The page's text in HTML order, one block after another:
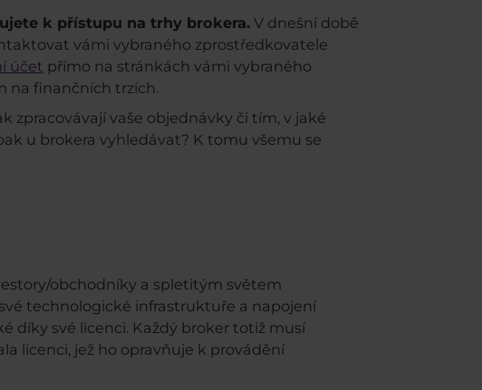
k přístupu na trhy brokera.V dnešní době
vámi vybraného zprostředkovatele
účet přímo na stránkách vámi vybraného
na finančních trzích.
zpracovávají vaše objednávky či tím, v jaké
u brokera vyhledávat? K tomu všemu se
obchodníky a spletitým světem
technologické infrastruktuře a napojení
díky své licenci. Každý broker totiž musí
licenci, jež ho opravňuje k provádění